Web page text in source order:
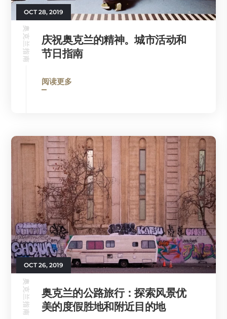
OCT 28, 2019
奥克兰指南
庆祝奥克兰的精神。城市活动和
节日指南
阅读更多
OCT 26, 2019
奥克兰指南
奥克兰的公路旅行：探索风景优
美的度假胜地和附近目的地